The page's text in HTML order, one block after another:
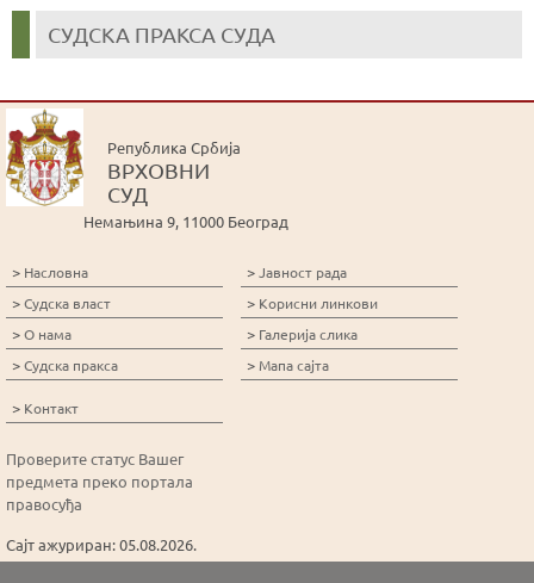
СУДСКА ПРАКСА СУДА
Република Србија
ВРХОВНИ
СУД
Немањина 9, 11000 Београд
> Насловна
>Судска власт
>О нама
>Судска пракса
>Јавност рада
> Корисни линкови
> Галерија слика
> Мапа сајта
> Контакт
Проверите статус Вашег
предмета преко портала
правосуђа
Сајт ажуриран: 05.08.2026.